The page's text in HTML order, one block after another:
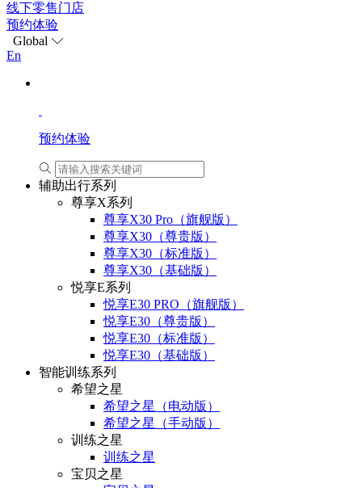
线下零售门店
预约体验
Global
En
预约体验
辅助出行系列
尊享X系列
尊享X30 Pro（旗舰版）
尊享X30（尊贵版）
尊享X30（标准版）
尊享X30（基础版）
悦享E系列
悦享E30 PRO（旗舰版）
悦享E30（尊贵版）
悦享E30（标准版）
悦享E30（基础版）
智能训练系列
希望之星
希望之星（电动版）
希望之星（手动版）
训练之星
训练之星
宝贝之星